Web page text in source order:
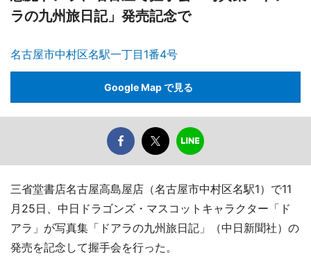
ラの九州旅日記」発売記念で
名古屋市中村区名駅一丁目1番4号
Google Map で見る
三省堂書店名古屋高島屋店（名古屋市中村区名駅1）で11
月25日、中日ドラゴンズ・マスコットキャラクター「ド
アラ」が写真集「ドアラの九州旅日記」（中日新聞社）の
発売を記念して握手会を行った。